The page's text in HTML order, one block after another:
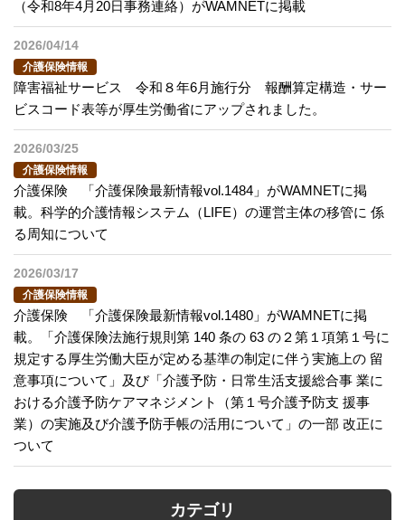
（令和8年4月20日事務連絡）がWAMNETに掲載
2026/04/14
介護保険情報
障害福祉サービス 令和８年6月施行分 報酬算定構造・サー
ビスコード表等が厚生労働省にアップされました。
2026/03/25
介護保険情報
介護保険 「介護保険最新情報vol.1484」がWAMNETに掲
載。科学的介護情報システム（LIFE）の運営主体の移管に 係
る周知について
2026/03/17
介護保険情報
介護保険 「介護保険最新情報vol.1480」がWAMNETに掲
載。「介護保険法施行規則第 140 条の 63 の２第１項第１号に
規定する厚生労働大臣が定める基準の制定に伴う実施上の 留
意事項について」及び「介護予防・日常生活支援総合事 業に
おける介護予防ケアマネジメント（第１号介護予防支 援事
業）の実施及び介護予防手帳の活用について」の一部 改正に
ついて
カテゴリ